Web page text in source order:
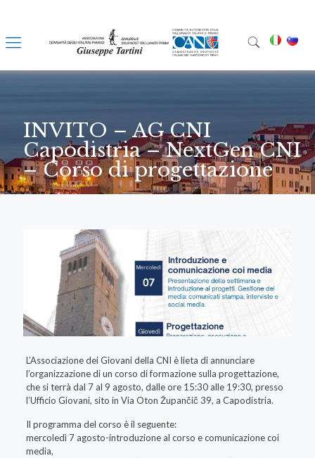
INVITO – AG CNI
Capodistria – NextGen CNI
– Corso di progettazione
L’Associazione dei Giovani della CNI è lieta di annunciare
l’organizzazione di un corso di formazione sulla progettazione,
che si terrà dal 7 al 9 agosto, dalle ore 15:30 alle 19:30, presso
l’Ufficio Giovani, sito in Via Oton Župančič 39, a Capodistria.
Il programma del corso è il seguente:
mercoledì 7 agosto-introduzione al corso e comunicazione coi
media,